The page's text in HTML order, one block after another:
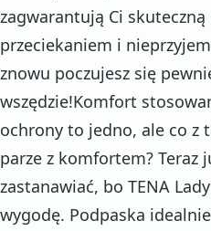
zagwarantują Ci
przeciekaniem i
znowu poczujesz się
wszędzie!Komfort
ochrony to jedno, ale co z
parze z komfortem? Teraz
zastanawiać, bo TENA
wygodę. Podpaska